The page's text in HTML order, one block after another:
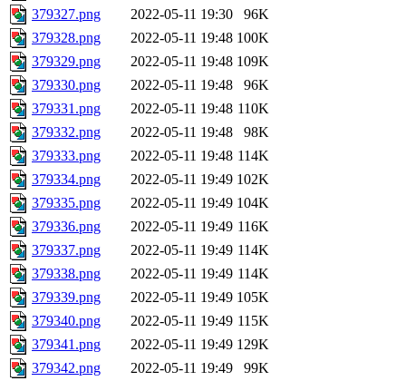
379327.png
2022-05-11 19:30
96K
379328.png
2022-05-11 19:48 100K
379329.png
2022-05-11 19:48 109K
379330.png
2022-05-11 19:48
96K
379331.png
2022-05-11 19:48 110K
379332.png
2022-05-11 19:48
98K
379333.png
2022-05-11 19:48 114K
379334.png
2022-05-11 19:49 102K
379335.png
2022-05-11 19:49 104K
379336.png
2022-05-11 19:49 116K
379337.png
2022-05-11 19:49 114K
379338.png
2022-05-11 19:49 114K
379339.png
2022-05-11 19:49 105K
379340.png
2022-05-11 19:49 115K
379341.png
2022-05-11 19:49 129K
379342.png
2022-05-11 19:49
99K